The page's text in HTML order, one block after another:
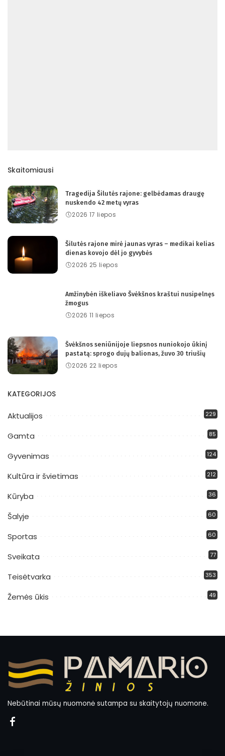
Skaitomiausi
Tragedija Šilutės rajone: gelbėdamas draugę
nuskendo 42 metų vyras
2026 17 liepos
Šilutės rajone mirė jaunas vyras – medikai kelias
dienas kovojo dėl jo gyvybės
2026 25 liepos
Amžinybėn iškeliavo Švėkšnos kraštui nusipelnęs
žmogus
2026 11 liepos
Švėkšnos seniūnijoje liepsnos nuniokojo ūkinį
pastatą: sprogo dujų balionas, žuvo 30 triušių
2026 22 liepos
KATEGORIJOS
Aktualijos 229
Gamta 85
Gyvenimas 124
Kultūra ir švietimas 212
Kūryba 36
Šalyje 60
Sportas 60
Sveikata 77
Teisėtvarka 353
Žemės ūkis 49
Nebūtinai mūsų nuomonė sutampa su skaitytojų nuomone.